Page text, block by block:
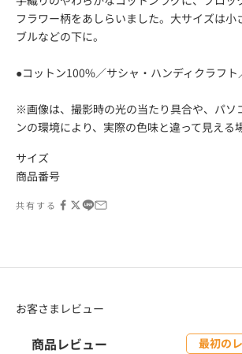
フラワー柄をあしらいました。大サイズは小
ブルなどの下に。
●コットン100%／サシャ・ハンディクラフト
※画像は、撮影時の光の当たり具合や、パソ
ンの環境により、実際の色味と違って見える
サイズ
商品番号
共有する
お客さまレビュー
商品レビュー 最初の